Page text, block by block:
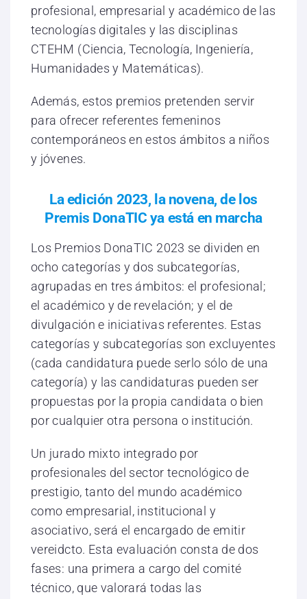
profesional, empresarial y académico de las
tecnologías digitales y las disciplinas
CTEHM (Ciencia, Tecnología, Ingeniería,
Humanidades y Matemáticas).
Además, estos premios pretenden servir
para ofrecer referentes femeninos
contemporáneos en estos ámbitos a niños
y jóvenes.
La edición 2023, la novena, de los
Premis DonaTIC ya está en marcha
Los Premios DonaTIC 2023 se dividen en
ocho categorías y dos subcategorías,
agrupadas en tres ámbitos: el profesional;
el académico y de revelación; y el de
divulgación e iniciativas referentes. Estas
categorías y subcategorías son excluyentes
(cada candidatura puede serlo sólo de una
categoría) y las candidaturas pueden ser
propuestas por la propia candidata o bien
por cualquier otra persona o institución.
Un jurado mixto integrado por
profesionales del sector tecnológico de
prestigio, tanto del mundo académico
como empresarial, institucional y
asociativo, será el encargado de emitir
vereidcto. Esta evaluación consta de dos
fases: una primera a cargo del comité
técnico, que valorará todas las